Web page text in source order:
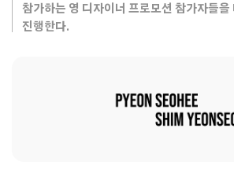
참가하는 영 디자이너 프로모션 참가자들을
진행한다.